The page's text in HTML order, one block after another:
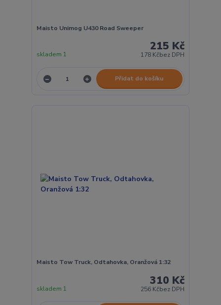
Maisto Unimog U430 Road Sweeper
215 Kč
178 Kčbez DPH
skladem 1
Přidat do košíku
Maisto Tow Truck, Odtahovka, Oranžová 1:32
310 Kč
256 Kčbez DPH
skladem 1